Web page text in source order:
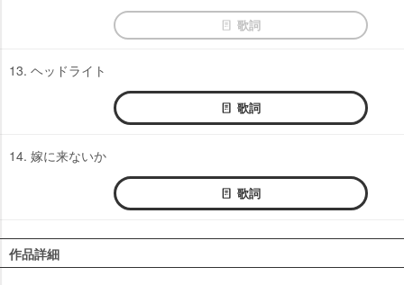
歌詞
13. ヘッドライト
歌詞
14. 嫁に来ないか
歌詞
作品詳細